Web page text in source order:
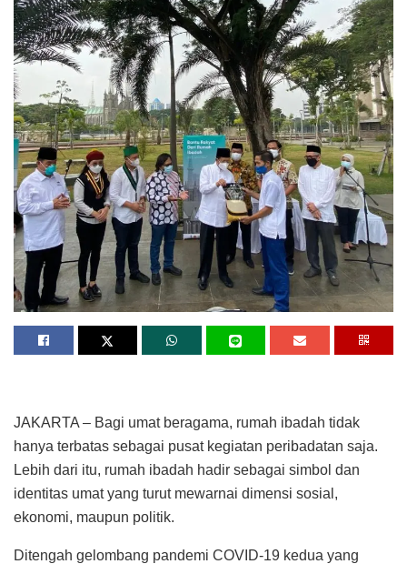
JAKARTA – Bagi umat beragama, rumah ibadah tidak
hanya terbatas sebagai pusat kegiatan peribadatan saja.
Lebih dari itu, rumah ibadah hadir sebagai simbol dan
identitas umat yang turut mewarnai dimensi sosial,
ekonomi, maupun politik.
Ditengah gelombang pandemi COVID-19 kedua yang